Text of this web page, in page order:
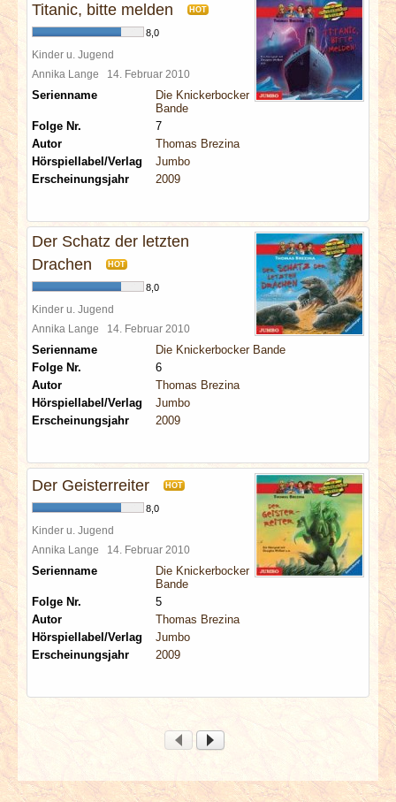
Titanic, bitte melden HOT
8,0
Kinder u. Jugend
Annika Lange 14. Februar 2010
Serienname
Die Knickerbocker
Bande
Folge Nr.
7
Autor
Thomas Brezina
Hörspiellabel/Verlag
Jumbo
Erscheinungsjahr
2009
Der Schatz der letzten
Drachen
HOT
8,0
Kinder u. Jugend
Annika Lange 14. Februar 2010
Serienname
Die Knickerbocker Bande
Folge Nr.
6
Autor
Thomas Brezina
Hörspiellabel/Verlag
Jumbo
Erscheinungsjahr
2009
Der Geisterreiter HOT
8,0
Kinder u. Jugend
Annika Lange 14. Februar 2010
Serienname
Die Knickerbocker
Bande
Folge Nr.
5
Autor
Thomas Brezina
Hörspiellabel/Verlag
Jumbo
Erscheinungsjahr
2009